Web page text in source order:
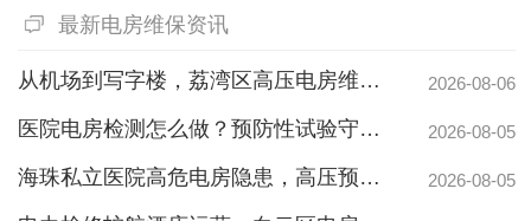
最新电房维保资讯
从机场到写字楼，荔湾区高压电房维保公司如何守护电力生命线 2026-08-06
医院电房检测怎么做？预防性试验守护生命线不停摆 2026-08-05
海珠私立医院高危电房隐患，高压预防性试验守护生命线 2026-08-05